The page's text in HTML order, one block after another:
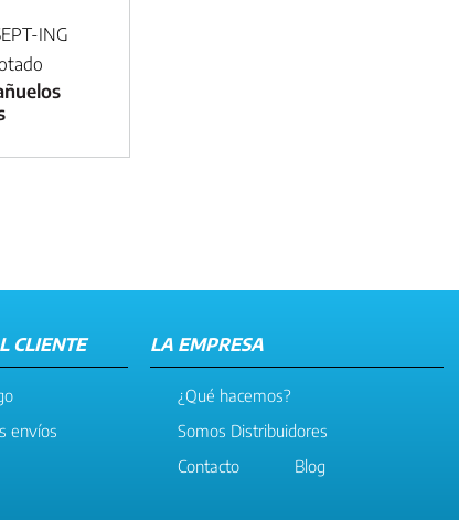
ING
CLIENTE
envíos
LA EMPRESA
¿Qué hacemos?
Somos Distribuidores
Contacto
Blog